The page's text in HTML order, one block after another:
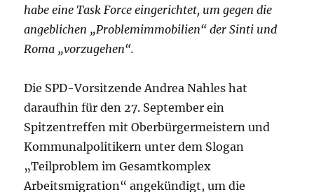
habe eine Task Force eingerichtet, um gegen die
angeblichen „Problemimmobilien“ der Sinti und
Roma „vorzugehen“.
Die SPD-Vorsitzende Andrea Nahles hat
daraufhin für den 27. September ein
Spitzentreffen mit Oberbürgermeistern und
Kommunalpolitikern unter dem Slogan
„Teilproblem im Gesamtkomplex
Arbeitsmigration“ angekündigt, um die